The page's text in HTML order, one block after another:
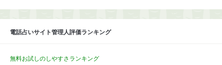
電話占いサイト管理人評価ランキング
無料お試しのしやすさランキング